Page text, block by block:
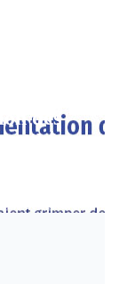
des
qu’il faut
de lecture